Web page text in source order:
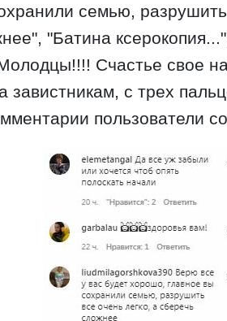
семью,
"Батина
Счастье свое
завистникам, с трех
пользователи